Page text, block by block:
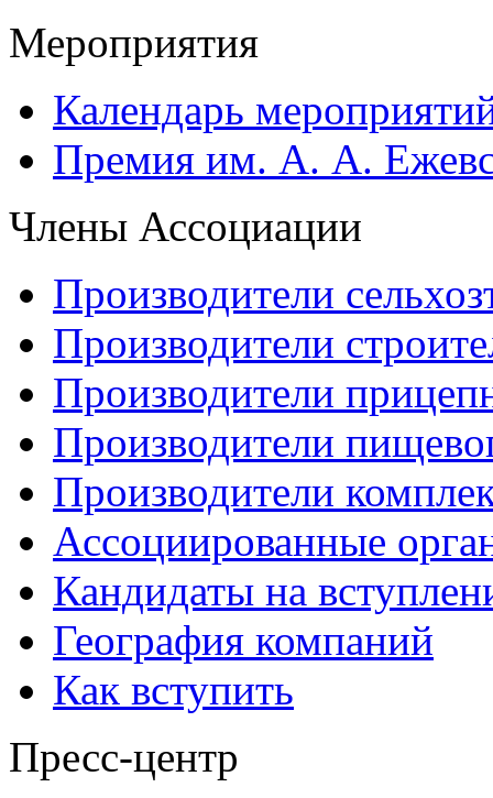
Мероприятия
Календарь
Премия им. А. А.
Члены Ассоциации
Производители
Производители
Производители
Производители
Производители
Ассоциированные
Кандидаты на
География компаний
Как вступить
Пресс-центр